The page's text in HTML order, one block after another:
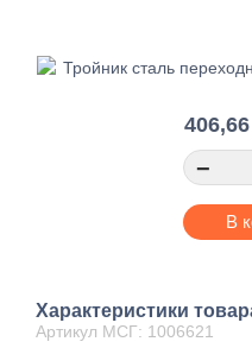
406,66
−
В
Характеристики
Артикул МСГ: 1006621